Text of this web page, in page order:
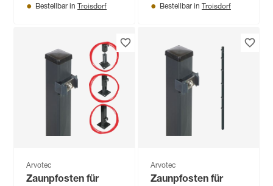
Bestellbar in Troisdorf
Bestellbar in Troisdorf
Arvotec
Zaunpfosten für
Arvotec
Zaunpfosten für